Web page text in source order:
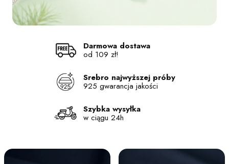
Darmowa dostawa
od 109 zł!
Srebro najwyższej próby
925 gwarancja jakości
Szybka wysyłka
w ciągu 24h